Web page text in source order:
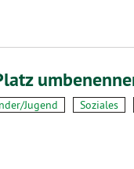
Jugend Soziales